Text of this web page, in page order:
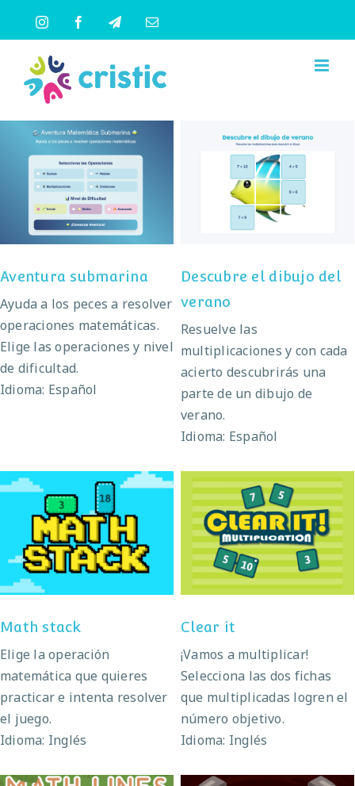
contenido
InstagramFacebookTelegramCorreo
Aventura submarina
Aventura submarina
Ayuda a los peces a resolver
operaciones matemáticas.
Elige las operaciones y nivel
de dificultad.
Idioma: Español
Descubre el dibujo del
verano
Descubre el dibujo del
verano
Resuelve las
multiplicaciones y con cada
acierto descubrirás una
parte de un dibujo de
verano.
Idioma: Español
Math stack
Math stack
Elige la operación
matemática que quieres
practicar e intenta resolver
el juego.
Idioma: Inglés
Clear it
Clear it
¡Vamos a multiplicar!
Selecciona las dos fichas
que multiplicadas logren el
número objetivo.
Idioma: Inglés